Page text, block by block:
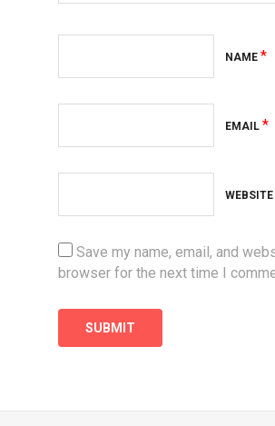
NAME *
EMAIL *
WEBSITE
Save my name, email, and
browser for the next time I